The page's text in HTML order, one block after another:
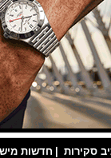
| חדשות מישראל |